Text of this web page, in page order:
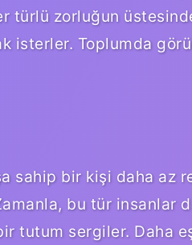
türlü zorluğun
isterler. Toplumda
sahip bir kişi daha az
bu tür insanlar
tutum sergiler. Daha